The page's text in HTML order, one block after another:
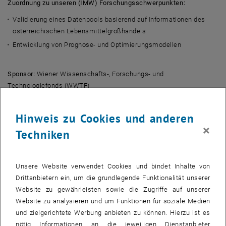
Zuordnung zu unseren (IMW) Forschungsschwerpunkten:
Validierung eines Datenpools basierend auf Informationen des
österreichischen Lebensmittelgroßhandels
Entwicklung von Prognose- und Optimierungsmodellen
Sponsor: Wiener Wissenschafts-, Forschungs- und
Technologiefonds (WWTF)
Kurzfassung:
Versorgungsengpässe bei Dienstleistungen von allgemeinem
Interesse im Lebensmittelsektor aufgrund von Maßnahmen zur
Bekämpfung des Coronavirus (z. B. Grenzschließungen) auftreten
können. Das Ergebnis ist ein validierter Datenpool, der auf
Informationen des österreichischen Lebensmittelgroßhandels
basiert. SPAR, HOFER, REWE und andere liefern relevante Daten zu
Hinweis zu Cookies und anderen
Techniken
×
Unsere Website verwendet Cookies und bindet Inhalte von
Drittanbietern ein, um die grundlegende Funktionalität unserer
Website zu gewährleisten sowie die Zugriffe auf unserer
Website zu analysieren und um Funktionen für soziale Medien
und zielgerichtete Werbung anbieten zu können. Hierzu ist es
nötig Informationen an die jeweiligen Dienstanbieter